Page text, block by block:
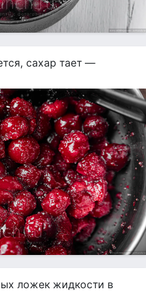
сахар тает —
ложек жидкости в